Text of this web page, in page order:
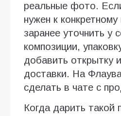
реальные фото.
нужен к
заранее уточнить у
композиции,
добавить открытку
доставки. На
сделать в чате с
Когда дарить такой